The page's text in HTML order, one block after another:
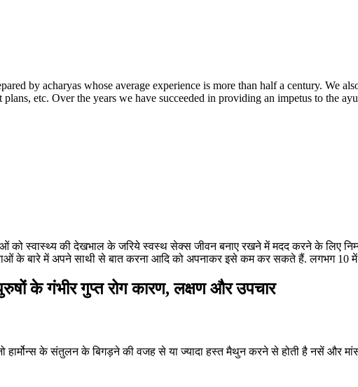
by acharyas whose average experience is more than half a century. We
etc. Over the years we have succeeded in providing an impetus to the
स्वास्थ्य की देखभाल के जरिये स्वस्थ सेक्स जीवन बनाए रखने में मदद करने के लिए
के बारे में अपने साथी से बात करना आदि को अपनाकर इसे कम कर सकते हैं. लगभग
के गंभीर गुप्त रोग कारण, लक्षण और उपचार
हार्मोन्स के संतुलन के बिगड़ने की वजह से या ज्यादा हस्त मैथुन करने से होती है नसें और